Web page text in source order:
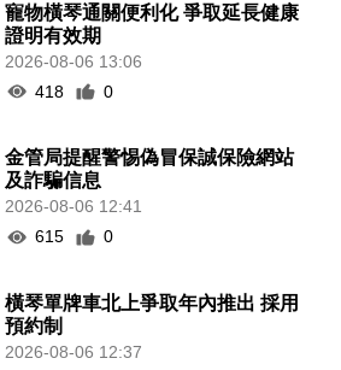
寵物橫琴通關便利化 爭取延長健康
證明有效期
2026-08-06 13:06
418
0
金管局提醒警惕偽冒保誠保險網站
及詐騙信息
2026-08-06 12:41
615
0
橫琴單牌車北上爭取年內推出 採用
預約制
2026-08-06 12:37